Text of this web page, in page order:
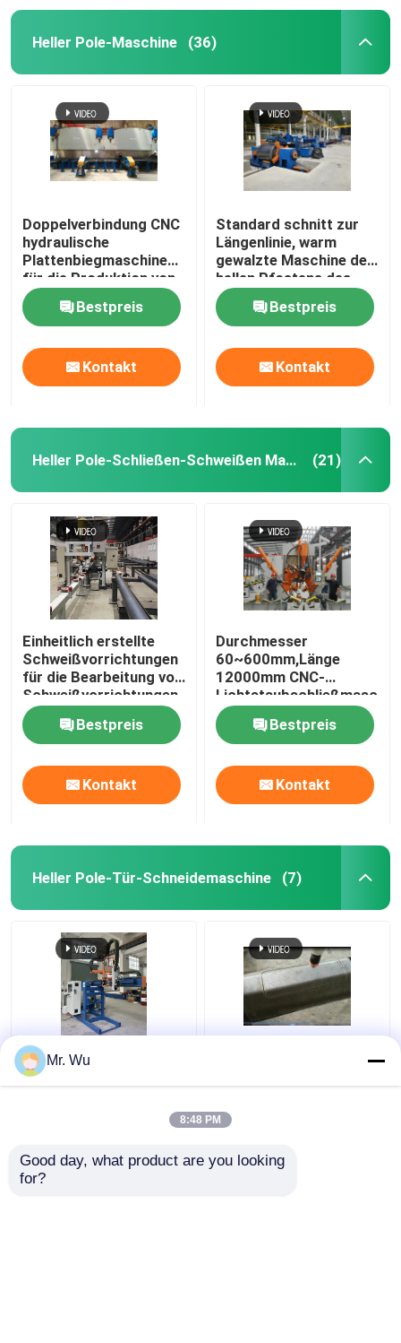
Heller Pole-Maschine (36)
Doppelverbindung CNC
hydraulische
Plattenbiegmaschine
für die Produktion von
Leuchten
Bestpreis
Kontakt
Standard schnitt zur
Längenlinie, warm
gewalzte Maschine des
hellen Pfostens des
Flussstahls für 6m 8m
14m
Bestpreis
Kontakt
Heller Pole-Schließen-Schweißen Maschine (21)
Einheitlich erstellte
Schweißvorrichtungen
für die Bearbeitung von
Schweißvorrichtungen
Bestpreis
Kontakt
Durchmesser
60~600mm,Länge
12000mm CNC-
Bestpreis
Kontakt
Heller Pole-Tür-Schneidemaschine (7)
350mm 2000mm heller
Pole Tür-
mm Max-Schnittlänge
2000 mm
Mr. Wu
8:48 PM
Good day, what product are you looking
for?